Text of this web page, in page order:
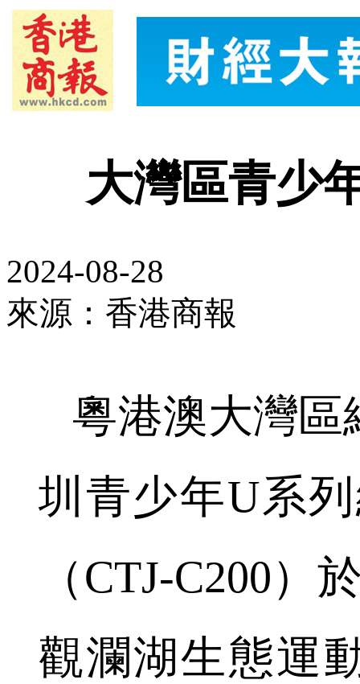
大灣區青少
2024-08-28
來源：香港商報
粵港澳大灣區
圳青少年U系
（CTJ-C200）
觀瀾湖生態運